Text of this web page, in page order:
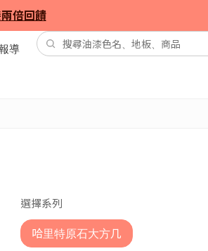
倍回饋
導
選擇系列
哈里特原石大方几